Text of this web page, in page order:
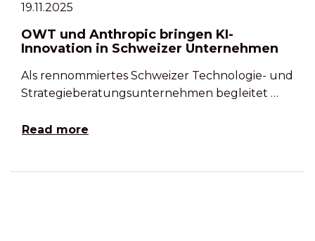
19.11.2025
OWT und Anthropic bringen KI-
Innovation in Schweizer Unternehmen
Als rennommiertes Schweizer Technologie- und
Strategieberatungsunternehmen begleitet …
Read more